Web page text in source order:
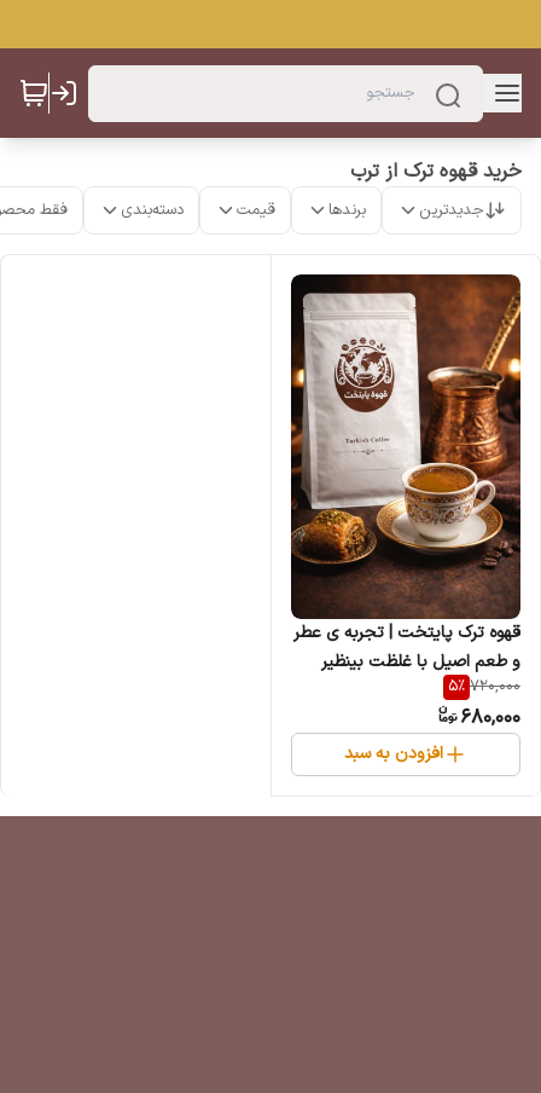
خرید قهوه ترک از ترب
جدیدترین برندها قیمت دسته‌بندی فقط
قهوه ترک پایتخت | تجربه ی عطر
و طعم اصیل با غلظت بینظیر
720,000
5%
680,000
افزودن به سبد